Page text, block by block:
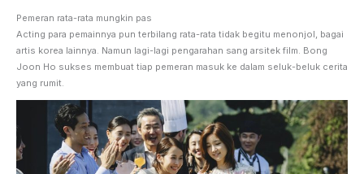
Pemeran rata-rata mungkin pas
Acting para pemainnya pun terbilang rata-rata tidak begitu menonjol, bagai
artis korea lainnya. Namun lagi-lagi pengarahan sang arsitek film. Bong
Joon Ho sukses membuat tiap pemeran masuk ke dalam seluk-beluk cerita
yang rumit.